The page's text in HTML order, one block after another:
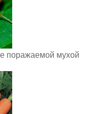
поражаемой мухой